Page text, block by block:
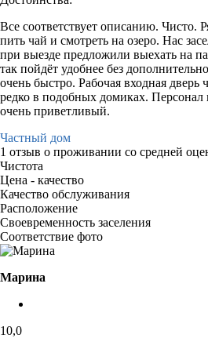
Все соответствует описанию. Чисто.
пить чай и смотреть на озеро. Нас
при выезде предложили выехать на
так пойдёт удобнее без
очень быстро. Рабочая входная дверь
редко в подобных домиках. Персонал
очень приветливый.
Частный дом
1 отзыв о проживании со средней
Чистота
Цена - качество
Качество обслуживания
Расположение
Своевременность заселения
Соответствие фото
Марина
10,0